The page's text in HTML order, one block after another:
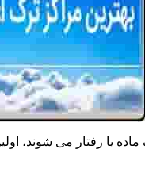
یا رفتار می شوند،